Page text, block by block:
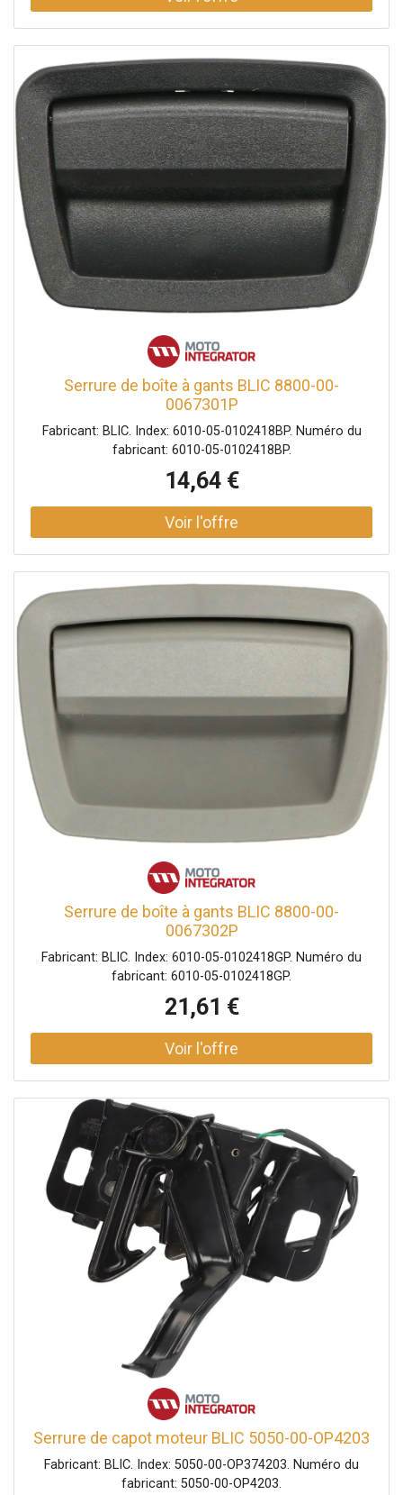
Serrure de boîte à gants BLIC 8800-00-
0067301P
Fabricant: BLIC. Index: 6010-05-0102418BP. Numéro du
fabricant: 6010-05-0102418BP.
14,64 €
Serrure de boîte à gants BLIC 8800-00-
0067302P
Fabricant: BLIC. Index: 6010-05-0102418GP. Numéro du
fabricant: 6010-05-0102418GP.
21,61 €
Serrure de capot moteur BLIC 5050-00-OP4203
Fabricant: BLIC. Index: 5050-00-OP374203. Numéro du
fabricant: 5050-00-OP4203.